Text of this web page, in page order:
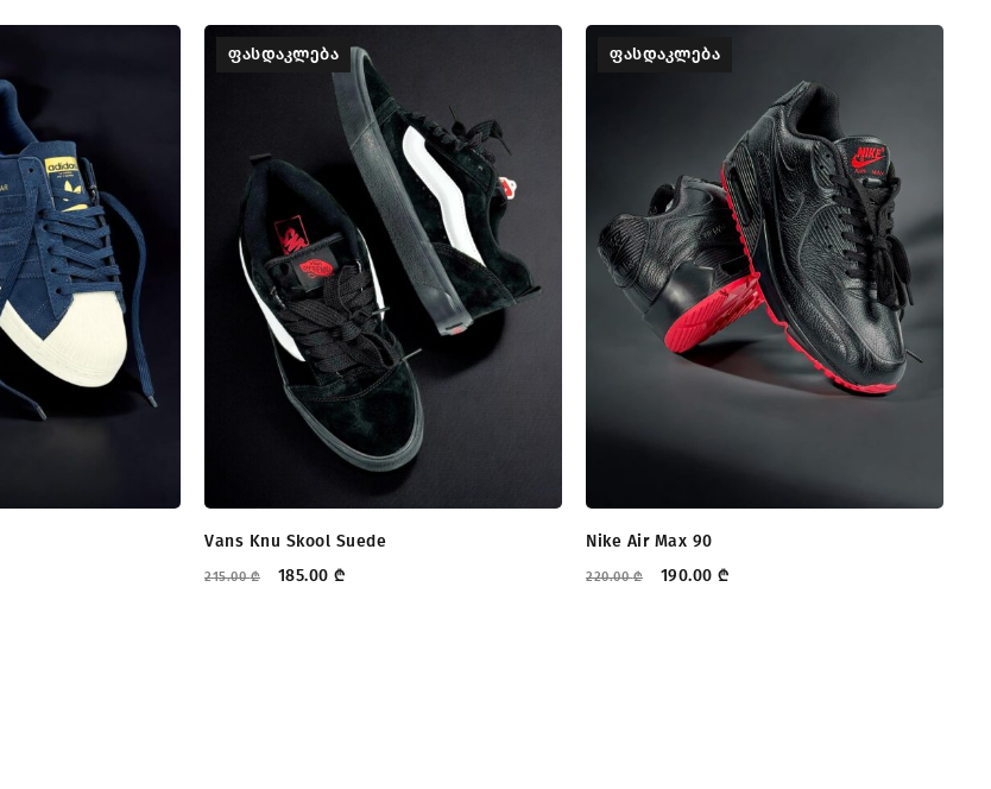
ᲤᲐᲡᲓᲐᲙᲚᲔᲑᲐ
Vans Knu Skool Suede
215.00₾ 185.00 ₾
ᲤᲐᲡᲓᲐᲙᲚᲔᲑᲐ
Nike Air Max 90
220.00₾ 190.00 ₾